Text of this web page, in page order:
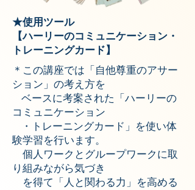
★使用ツール
【ハーリーのコミュニケーション・
トレーニングカード】
＊この講座では「自他尊重のアサー
ション」の考え方を
ベースに考案された「ハーリーの
コミュニケーション
・トレーニングカード」を使い体
験学習を行います。
個人ワークとグループワークに取
り組みながら気づき
を得て「人と関わる力」を高める